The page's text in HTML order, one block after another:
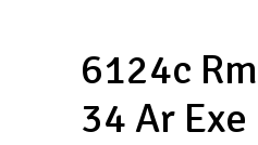
6124c
34 Ar Exe